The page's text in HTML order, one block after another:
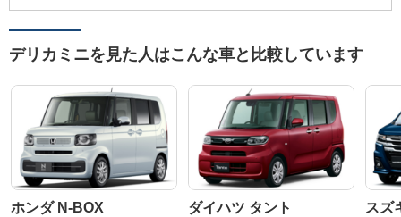
デリカミニを見た人はこんな車と比較しています
ホンダ N-BOX ダイハツ タント スズ